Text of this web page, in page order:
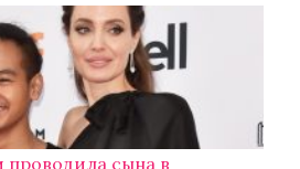
сына в